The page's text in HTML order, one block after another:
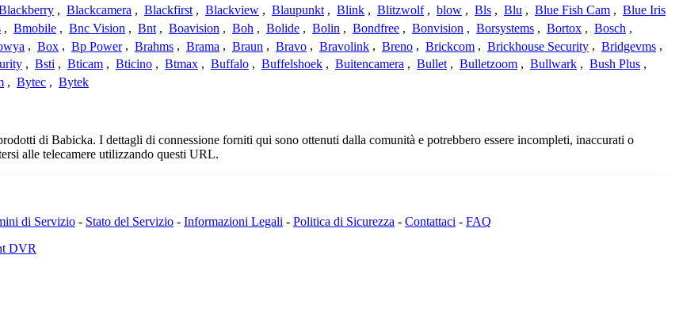
, Blackcamera , Blackfirst , Blackview , Blaupunkt , Blink , Blitzwolf , blow , Bls , Blu , Blue Fish Cam , Blue Iris
, Bmobile , Bnc Vision , Bnt , Boavision , Boh , Bolide , Bolin , Bondfree , Bonvision , Borsystems , Bortox , Bosch ,
, Box , Bp Power , Brahms , Brama , Braun , Bravo , Bravolink , Breno , Brickcom , Brickhouse Security , Bridgevms ,
, Bsti , Bticam , Bticino , Btmax , Buffalo , Buffelshoek , Buitencamera , Bullet , Bulletzoom , Bullwark , Bush Plus ,
, Bytec , Bytek
di Babicka. I dettagli di connessione forniti qui sono ottenuti dalla comunità e potrebbero essere incompleti, inaccurati o
alle telecamere utilizzando questi URL.
di Servizio - Stato del Servizio - Informazioni Legali - Politica di Sicurezza - Contattaci - FAQ
DVR